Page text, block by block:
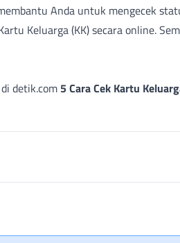
Anda untuk mengecek
Keluarga (KK) secara online.
detik.com 5 Cara Cek Kartu